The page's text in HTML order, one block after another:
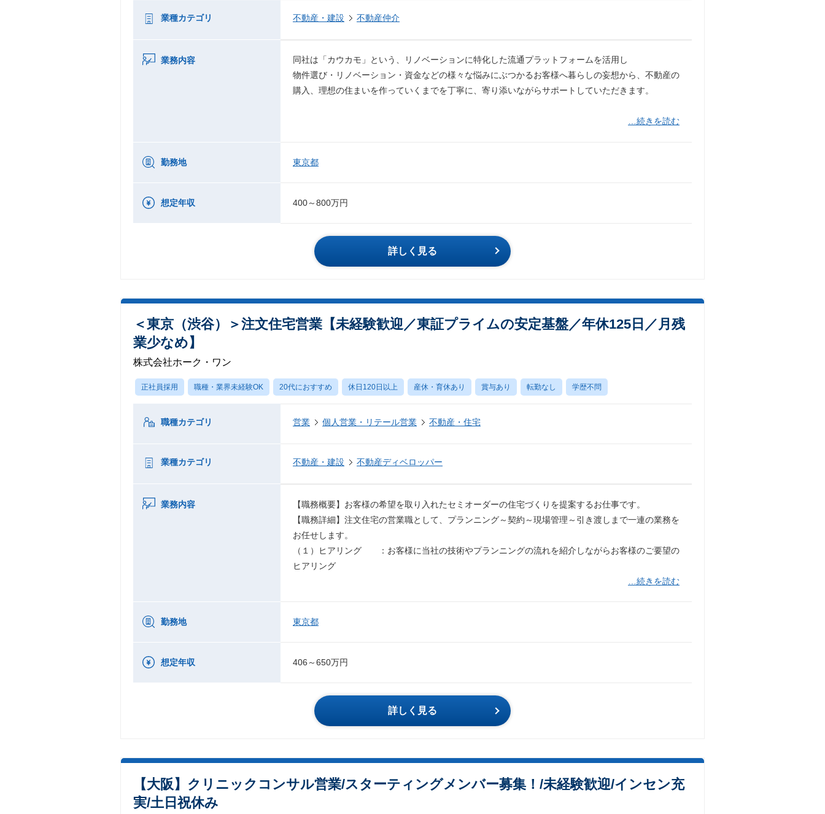
業種カテゴリ 不動産・建設 不動産仲介
業務内容
同社は「カウカモ」という、リノベーションに特化した流通プラットフォームを活用し
物件選び・リノベーション・資金などの様々な悩みにぶつかるお客様へ暮らしの妄想から、不動産の
購入、理想の住まいを作っていくまでを丁寧に、寄り添いながらサポートしていただきます。
…続きを読む
勤務地 東京都
想定年収 400～800万円
詳しく見る
＜東京（渋谷）＞注文住宅営業【未経験歓迎／東証プライムの安定基盤／年休125日／月残
業少なめ】
株式会社ホーク・ワン
正社員採用 職種・業界未経験OK 20代におすすめ 休日120日以上 産休・育休あり 賞与あり 転勤なし 学歴不問
職種カテゴリ 営業 個人営業・リテール営業 不動産・住宅
業種カテゴリ 不動産・建設 不動産ディベロッパー
業務内容
【職務概要】お客様の希望を取り入れたセミオーダーの住宅づくりを提案するお仕事です。
【職務詳細】注文住宅の営業職として、プランニング～契約～現場管理～引き渡しまで一連の業務を
お任せします。
（１）ヒアリング ：お客様に当社の技術やプランニングの流れを紹介しながらお客様のご要望の
ヒアリング
…続きを読む
勤務地 東京都
想定年収 406～650万円
詳しく見る
【大阪】クリニックコンサル営業/スターティングメンバー募集！/未経験歓迎/インセン充
実/土日祝休み